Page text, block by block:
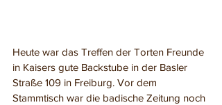
Heute war das Treffen der Torten Freunde
in Kaisers gute Backstube in der Basler
Straße 109 in Freiburg. Vor dem
Stammtisch war die badische Zeitung noch